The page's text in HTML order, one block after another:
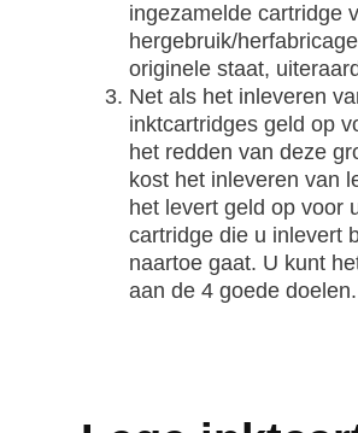
ingezamelde cartridge
hergebruik/
originele staat,
Net als het inleveren
inktcartridges geld op
het redden van deze
kost het inleveren van
het levert geld op voor
cartridge die u inlevert
naartoe gaat. U kunt
aan de 4 goede doelen.